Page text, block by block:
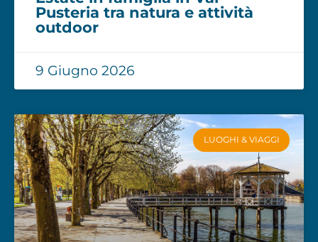
Pusteria tra natura e attività
outdoor
9 Giugno 2026
LUOGHI & VIAGGI